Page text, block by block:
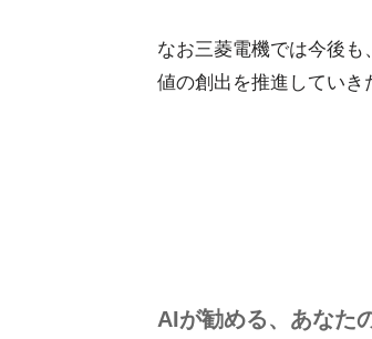
なお三菱電機では今後
値の創出を推進していき
AIが勧める、あなた